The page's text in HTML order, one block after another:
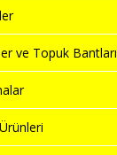
ve Topuk Bantları